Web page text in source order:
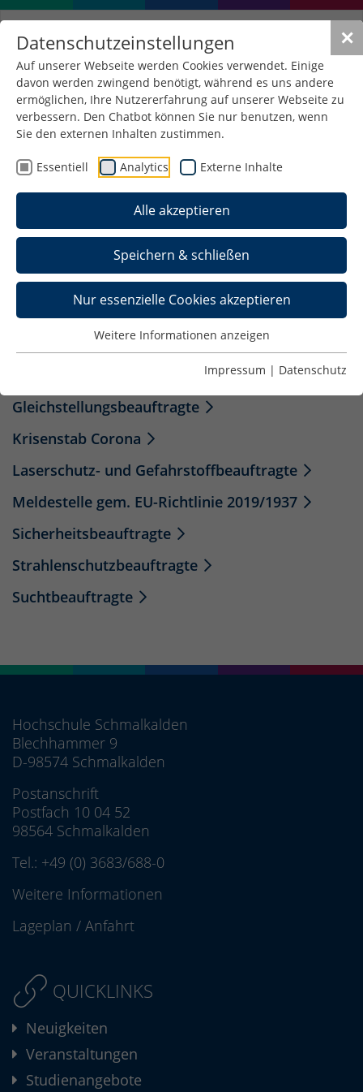
✕
Datenschutzeinstellungen
Auf unserer Webseite werden Cookies verwendet. Einige
davon werden zwingend benötigt, während es uns andere
ermöglichen, Ihre Nutzererfahrung auf unserer Webseite zu
verbessern. Den Chatbot können Sie nur benutzen, wenn
Sie den externen Inhalten zustimmen.
Essentiell Analytics Externe Inhalte
Alle akzeptieren
Speichern & schließen
Nur essenzielle Cookies akzeptieren
Weitere Informationen anzeigen
Impressum | Datenschutz
Hochschulbeauftragte
Informieren Sie sich auf den folgenden
Seiten über die unterschiedlichen
Hochschulbeauftragten:
Antikorruptionsbeauftragter
Berufungsbeauftragte
Beschwerdestelle nach dem Allgemeinen
Gleichbehandlungsgesetz (AGG)
Datenschutzbeauftragter
Gleichstellungsbeauftragte
Krisenstab Corona
Laserschutz- und Gefahrstoffbeauftragte
Meldestelle gem. EU-Richtlinie 2019/1937
Sicherheitsbeauftragte
Strahlenschutzbeauftragte
Suchtbeauftragte
Hochschule Schmalkalden
Blechhammer 9
D-98574 Schmalkalden
Postanschrift
Postfach 10 04 52
98564 Schmalkalden
Tel.: +49 (0) 3683/688-0
Weitere Informationen
Lageplan / Anfahrt
QUICKLINKS
Neuigkeiten
Veranstaltungen
Studienangebote